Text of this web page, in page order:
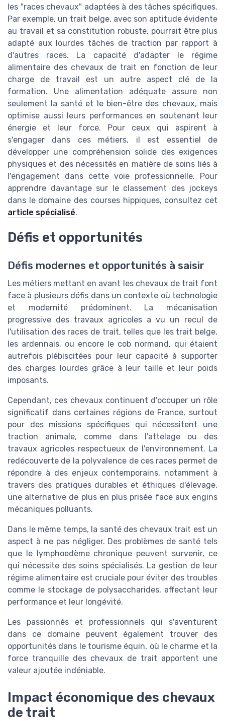
les "races chevaux" adaptées à des tâches spécifiques.
Par exemple, un trait belge, avec son aptitude évidente
au travail et sa constitution robuste, pourrait être plus
adapté aux lourdes tâches de traction par rapport à
d'autres races. La capacité d'adapter le régime
alimentaire des chevaux de trait en fonction de leur
charge de travail est un autre aspect clé de la
formation. Une alimentation adéquate assure non
seulement la santé et le bien-être des chevaux, mais
optimise aussi leurs performances en soutenant leur
énergie et leur force. Pour ceux qui aspirent à
s'engager dans ces métiers, il est essentiel de
développer une compréhension solide des exigences
physiques et des nécessités en matière de soins liés à
l'engagement dans cette voie professionnelle. Pour
apprendre davantage sur le classement des jockeys
dans le domaine des courses hippiques, consultez cet
article spécialisé.
Défis et opportunités
Défis modernes et opportunités à saisir
Les métiers mettant en avant les chevaux de trait font
face à plusieurs défis dans un contexte où technologie
et modernité prédominent. La mécanisation
progressive des travaux agricoles a vu un recul de
l'utilisation des races de trait, telles que les trait belge,
les ardennais, ou encore le cob normand, qui étaient
autrefois plébiscitées pour leur capacité à supporter
des charges lourdes grâce à leur taille et leur poids
imposants.
Cependant, ces chevaux continuent d'occuper un rôle
significatif dans certaines régions de France, surtout
pour des missions spécifiques qui nécessitent une
traction animale, comme dans l'attelage ou des
travaux agricoles respectueux de l'environnement. La
redécouverte de la polyvalence de ces races permet de
répondre à des enjeux contemporains, notamment à
travers des pratiques durables et éthiques d'élevage,
une alternative de plus en plus prisée face aux engins
mécaniques polluants.
Dans le même temps, la santé des chevaux trait est un
aspect à ne pas négliger. Des problèmes de santé tels
que le lymphoedème chronique peuvent survenir, ce
qui nécessite des soins spécialisés. La gestion de leur
régime alimentaire est cruciale pour éviter des troubles
comme le stockage de polysaccharides, affectant leur
performance et leur longévité.
Les passionnés et professionnels qui s'aventurent
dans ce domaine peuvent également trouver des
opportunités dans le tourisme équin, où le charme et la
force tranquille des chevaux de trait apportent une
valeur ajoutée indéniable.
Impact économique des chevaux
de trait